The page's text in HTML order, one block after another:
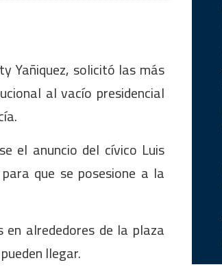
Yañiquez, solicitó las más
al vacío presidencial
el anuncio del cívico Luis
que se posesione a la
en alrededores de la plaza
llegar.